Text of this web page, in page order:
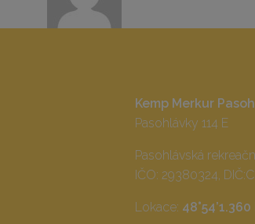
Kemp Merkur
Pasohlávky 114 E
Pasohlávská
IČO: 29380324,
Lokace: